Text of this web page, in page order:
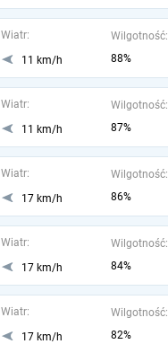
Wiatr:
11 km/h
Wilgotność:
88%
Wiatr:
11 km/h
Wilgotność:
87%
Wiatr:
17 km/h
Wilgotność:
86%
Wiatr:
17 km/h
Wilgotność:
84%
Wiatr:
17 km/h
Wilgotność:
82%